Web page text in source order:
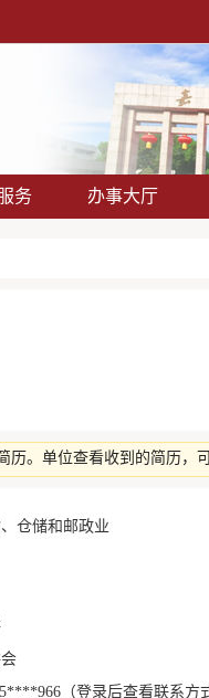
务 办事大厅
。单位查看收到的简历，
仓储和邮政业
（登录后查看联系方